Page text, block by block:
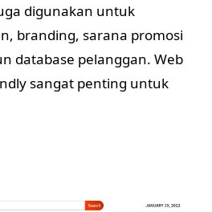
digunakan untuk
branding, sarana promosi
database pelanggan. Web
sangat penting untuk